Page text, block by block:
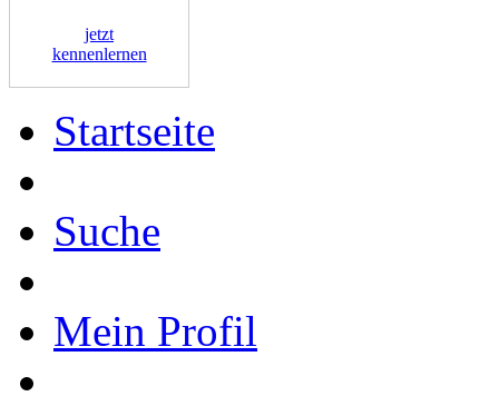
jetzt
kennenlernen
Startseite
Suche
Mein Profil